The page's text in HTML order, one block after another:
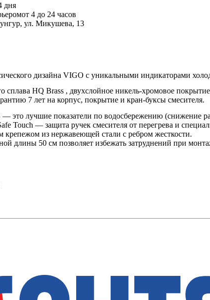
дня
от 4 до 24 часов
ул. Микушева, 13
дизайна VIGO с уникальными индикаторами
сплава HQ Brass , двухслойное никель-хромовое
7 лет на корпус, покрытие и кран-буксы смесителя.
это лучшие показатели по водосбережению (снижение
Touch — защита ручек смесителя от перегрева и
крепежом из нержавеющей стали с ребром жесткости.
длины 50 см позволяет избежать затруднений при